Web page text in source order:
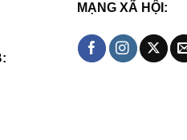
MẠNG XÃ HỘI: